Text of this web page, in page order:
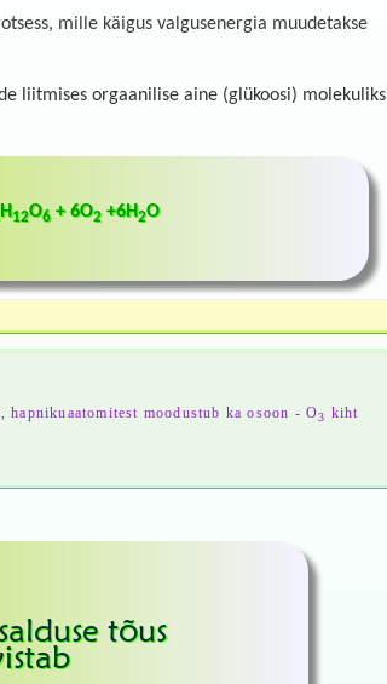
mille käigus valgusenergia muudetakse
liitmises orgaanilise aine (glükoosi) molekuliks
H12O6 + 6O2 +6H2O
moodustub ka osoon - O3 kiht
tõus